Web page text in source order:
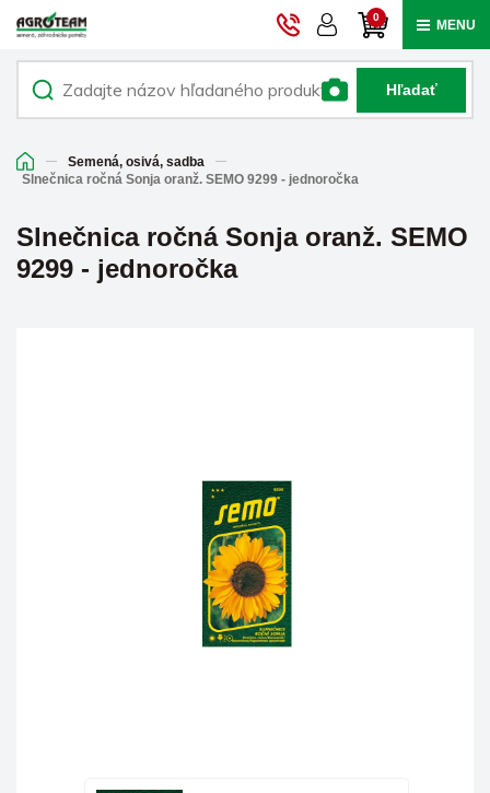
0 MENU
Hľadať
Semená, osivá, sadba
Slnečnica ročná Sonja oranž. SEMO 9299 - jednoročka
Slnečnica ročná Sonja oranž. SEMO
9299 - jednoročka